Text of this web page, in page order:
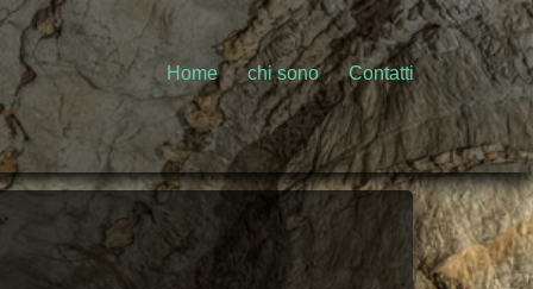
Home chi sono Contatti